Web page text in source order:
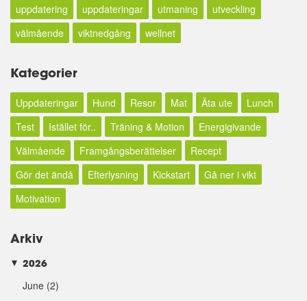
uppdatering
uppdateringar utmaning
utveckling
välmående
viktnedgång wellnet
Kategorier
Uppdateringar Hund Resor Mat Äta ute
Lunch
Test
Istället för.. Träning & Motion
Energigivande
Välmående
Framgångsberättelser
Recept
Gör det ändå
Efterlysning Kickstart
Gå ner i vikt
Motivation
Arkiv
► 2026
June (2)